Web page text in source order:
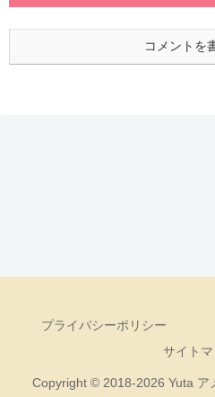
コメントを
プライバシーポリシー
サイト
Copyright © 2018-2026 Yuta ア